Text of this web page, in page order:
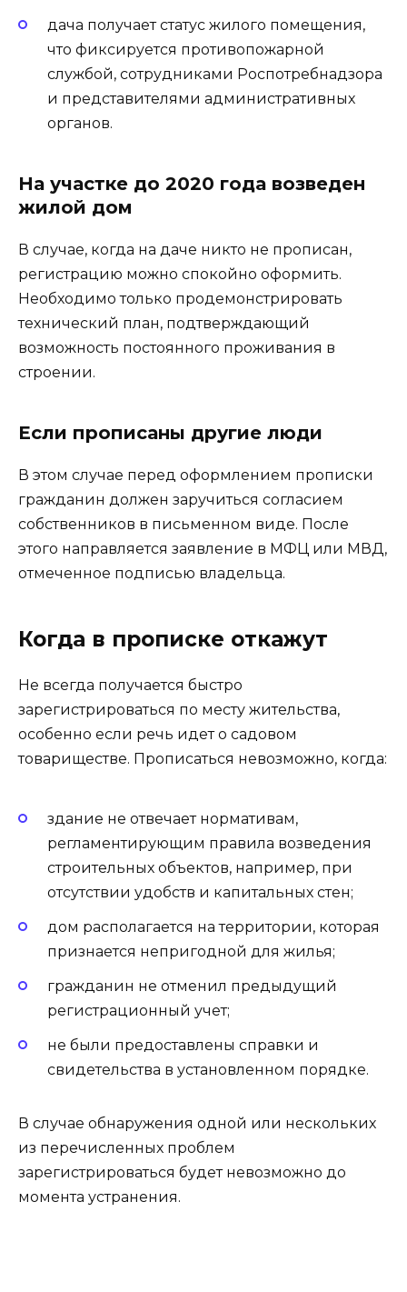
дача получает статус жилого помещения,
что фиксируется противопожарной
службой, сотрудниками Роспотребнадзора
и представителями административных
органов.
На участке до 2020 года возведен
жилой дом
В случае, когда на даче никто не прописан,
регистрацию можно спокойно оформить.
Необходимо только продемонстрировать
технический план, подтверждающий
возможность постоянного проживания в
строении.
Если прописаны другие люди
В этом случае перед оформлением прописки
гражданин должен заручиться согласием
собственников в письменном виде. После
этого направляется заявление в МФЦ или МВД,
отмеченное подписью владельца.
Когда в прописке откажут
Не всегда получается быстро
зарегистрироваться по месту жительства,
особенно если речь идет о садовом
товариществе. Прописаться невозможно, когда:
здание не отвечает нормативам,
регламентирующим правила возведения
строительных объектов, например, при
отсутствии удобств и капитальных стен;
дом располагается на территории, которая
признается непригодной для жилья;
гражданин не отменил предыдущий
регистрационный учет;
не были предоставлены справки и
свидетельства в установленном порядке.
В случае обнаружения одной или нескольких
из перечисленных проблем
зарегистрироваться будет невозможно до
момента устранения.